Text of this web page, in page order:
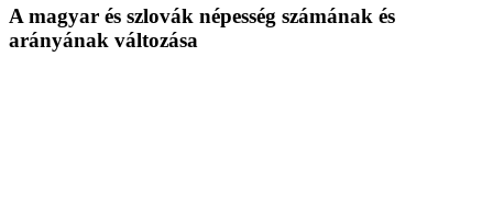
A magyar és szlovák népesség számának és
arányának változása